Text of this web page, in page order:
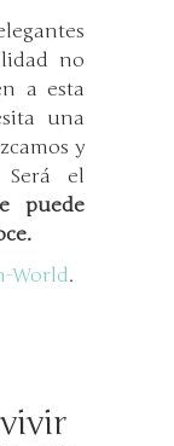
no
a esta
una
y
Será el
puede
World.